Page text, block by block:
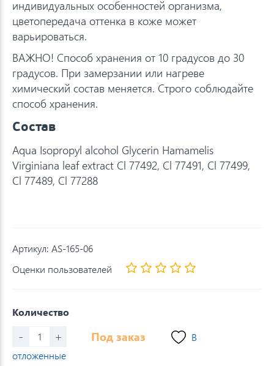
индивидуальных особенностей организма,
цветопередача оттенка в коже может
варьироваться.
ВАЖНО! Способ хранения от 10 градусов до 30
градусов. При замерзании или нагреве
химический состав меняется. Строго соблюдайте
способ хранения.
Состав
Aqua Isopropyl alcohol Glycerin Hamamelis
Virginiana leaf extract Cl 77492, Cl 77491, Cl 77499,
Cl 77489, Cl 77288
Артикул: AS-165-06
Оценки пользователей
Количество
- + Под заказ
В
отложенные